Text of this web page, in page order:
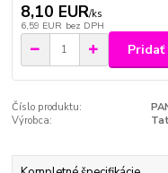
8,10 EUR/ks
6,59 EUR bez DPH
Pridať
Číslo produktu:
Výrobca: